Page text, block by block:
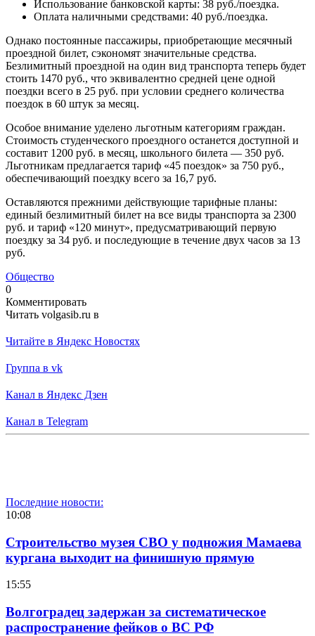
Использование банковской карты: 38 руб./поездка.
Оплата наличными средствами: 40 руб./поездка.
Однако постоянные пассажиры, приобретающие месячный
проездной билет, сэкономят значительные средства.
Безлимитный проездной на один вид транспорта теперь будет
стоить 1470 руб., что эквивалентно средней цене одной
поездки всего в 25 руб. при условии среднего количества
поездок в 60 штук за месяц.
Особое внимание уделено льготным категориям граждан.
Стоимость студенческого проездного останется доступной и
составит 1200 руб. в месяц, школьного билета — 350 руб.
Льготникам предлагается тариф «45 поездок» за 750 руб.,
обеспечивающий поездку всего за 16,7 руб.
Оставляются прежними действующие тарифные планы:
единый безлимитный билет на все виды транспорта за 2300
руб. и тариф «120 минут», предусматривающий первую
поездку за 34 руб. и последующие в течение двух часов за 13
руб.
Общество
0
Комментировать
Читать volgasib.ru в
Читайте в Яндекс Новостях
Группа в vk
Канал в Яндекс Дзен
Канал в Telegram
Последние новости:
10:08
Строительство музея СВО у подножия Мамаева
кургана выходит на финишную прямую
15:55
Волгоградец задержан за систематическое
распространение фейков о ВС РФ